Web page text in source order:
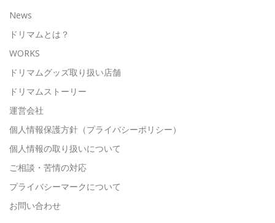
News
ドリマムとは？
WORKS
ドリマムグッズ取り扱い店舗
ドリマムストーリー
運営会社
個人情報保護方針（プライバシーポリシー）
個人情報の取り扱いについて
ご相談・苦情の対応
プライバシーマークについて
お問い合わせ